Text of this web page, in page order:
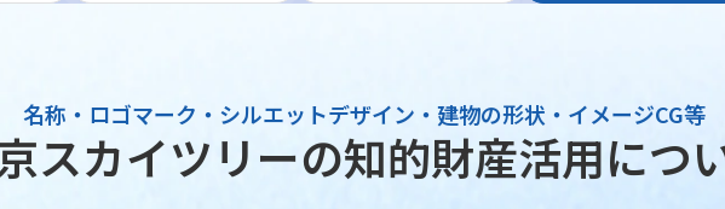
スカイツリーの知的財産活用につ
名称・ロゴマーク・シルエットデザイン・ 建物の形状・イメージCG等